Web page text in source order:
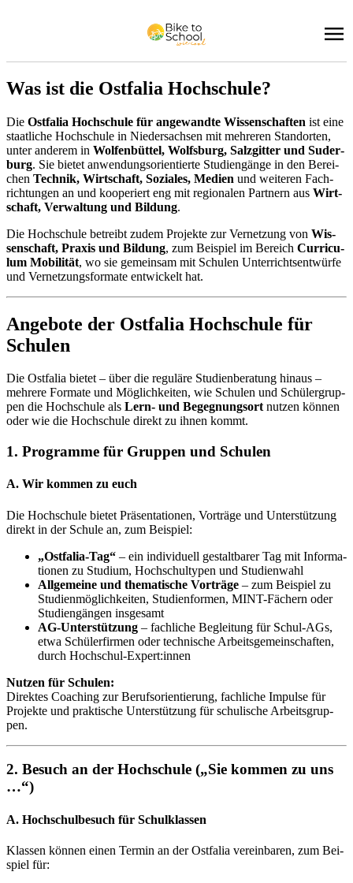
Was ist die Ost­fa­lia Hoch­schu­le?
Die Ost­fa­lia Hoch­schu­le für an­ge­wand­te Wis­sen­schaf­ten ist eine
staat­li­che Hoch­schu­le in Nie­der­sach­sen mit meh­re­ren Stand­or­ten,
un­ter an­de­rem in Wol­fen­büt­tel, Wolfs­burg, Salz­git­ter und Su­der­
burg. Sie bie­tet an­wen­dungs­ori­en­tier­te Stu­di­en­gän­ge in den Be­rei­
chen Tech­nik, Wirt­schaft, So­zia­les, Me­di­en und wei­te­ren Fach­
rich­tun­gen an und ko­ope­riert eng mit re­gio­na­len Part­nern aus Wirt­
schaft, Ver­wal­tung und Bil­dung.
Die Hoch­schu­le be­treibt zu­dem Pro­jek­te zur Ver­net­zung von Wis­
sen­schaft, Pra­xis und Bil­dung, zum Bei­spiel im Be­reich Cur­ri­cu­
lum Mo­bi­li­tät, wo sie ge­mein­sam mit Schu­len Un­ter­richts­ent­wür­fe
und Ver­net­zungs­for­ma­te ent­wi­ckelt hat.
An­ge­bo­te der Ost­fa­lia Hoch­schu­le für
Schu­len
Die Ost­fa­lia bie­tet – über die re­gu­lä­re Stu­di­en­be­ra­tung hin­aus –
meh­re­re For­ma­te und Mög­lich­kei­ten, wie Schu­len und Schü­ler­grup­
pen die Hoch­schu­le als Lern- und Be­geg­nungs­ortnut­zen kön­nen
oder wie die Hoch­schu­le di­rekt zu ih­nen kommt.
1. Pro­gram­me für Grup­pen und Schu­len
A. Wir kom­men zu euch
Die Hoch­schu­le bie­tet Prä­sen­ta­tio­nen, Vor­trä­ge und Un­ter­stüt­zung
di­rekt in der Schu­le an, zum Bei­spiel:
„Ost­fa­lia-Tag“ – ein in­di­vi­du­ell ge­stalt­ba­rer Tag mit In­for­ma­
tio­nen zu Stu­di­um, Hoch­schul­ty­pen und Stu­di­en­wahl
All­ge­mei­ne und the­ma­ti­sche Vor­trä­ge – zum Bei­spiel zu
Stu­di­en­mög­lich­kei­ten, Stu­di­en­for­men, MINT-Fä­chern oder
Stu­di­en­gän­gen ins­ge­samt
AG-Un­ter­stüt­zung – fach­li­che Be­glei­tung für Schul-AGs,
etwa Schü­ler­fir­men oder tech­ni­sche Ar­beits­ge­mein­schaf­ten,
durch Hoch­schul-Ex­pert:in­nen
Nut­zen für Schu­len:
Di­rek­tes Coa­ching zur Be­rufs­ori­en­tie­rung, fach­li­che Im­pul­se für
Pro­jek­te und prak­ti­sche Un­ter­stüt­zung für schu­li­sche Ar­beits­grup­
pen.
2. Be­such an der Hoch­schu­le („Sie kom­men zu uns
…“)
A. Hoch­schul­be­such für Schul­klas­sen
Klas­sen kön­nen ei­nen Ter­min an der Ost­fa­lia ver­ein­ba­ren, zum Bei­
spiel für: